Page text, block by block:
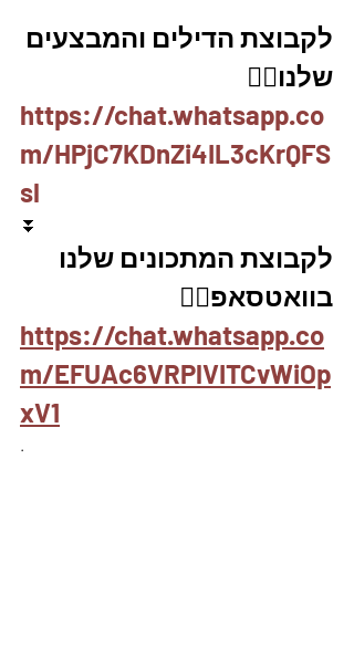
לקבוצת הדילים והמבצעים
שלנו👇🏽
https://chat.whatsapp.co
m/HPjC7KDnZi4IL3cKrQFS
sl
⏬
לקבוצת המתכונים שלנו
בוואטסאפ👇🏽
https://chat.whatsapp.co
m/EFUAc6VRPlVITCvWiOp
xV1
.